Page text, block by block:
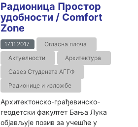
Радионица Простор
удобности / Comfort
Zone
17.11.2017.
Огласна плоча
Актуелности
Архитектура
Савез Студената АГГФ
Радионице и изложбе
Архитектонско-грађевинско-
геодетски факултет Бања Лука
објављује позив за учешће у